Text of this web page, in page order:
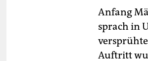
Anfang
sprach in
Auftritt